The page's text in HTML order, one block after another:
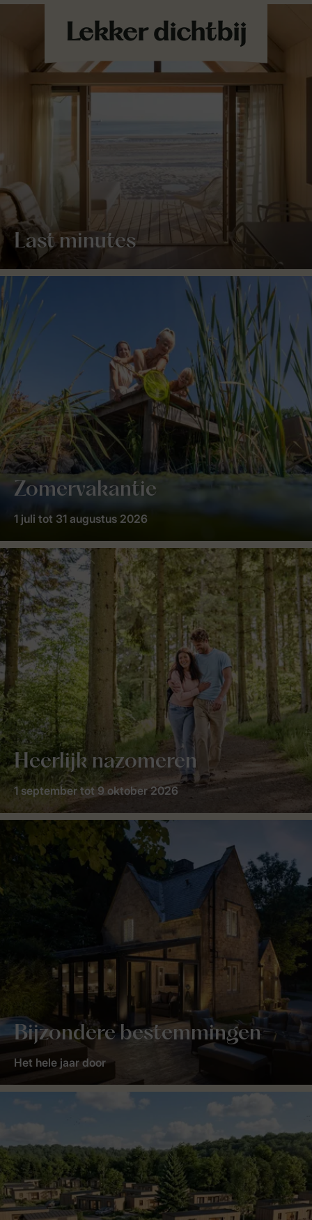
Last minutes
Zomervakantie
1 juli tot 31 augustus 2026
Heerlijk nazomeren
1 september tot 9 oktober 2026
Bijzondere bestemmingen
Het hele jaar door